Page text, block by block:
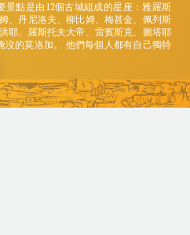
景點是由12個古城組成的星座：雅羅斯
、丹尼洛夫、柳比姆、梅甚金、佩列斯
耶、羅斯托夫大帝、雷賓斯克、圖塔耶
沒的莫洛加。 他們每個人都有自己獨特